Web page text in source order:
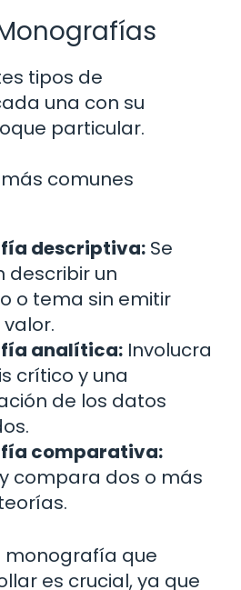
tipos de
una con su
particular.
comunes
descriptiva: Se
describir un
o tema sin emitir
analítica: Involucra
crítico y una
de los datos
comparativa:
compara dos o más
monografía que
es crucial, ya que